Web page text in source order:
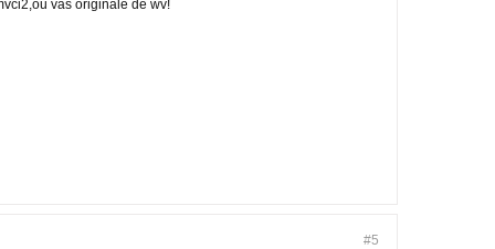
vas originale de wv!
#5